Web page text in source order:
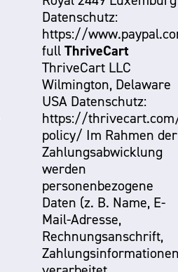
Datenschutz:
https://
full ThriveCart
ThriveCart LLC
Wilmington, Delaware
USA Datenschutz:
https://
policy/
Zahlungsabwicklung
werden
personenbezogene
Daten (z. B. Name, E-
Mail-Adresse,
Rechnungsanschrift,